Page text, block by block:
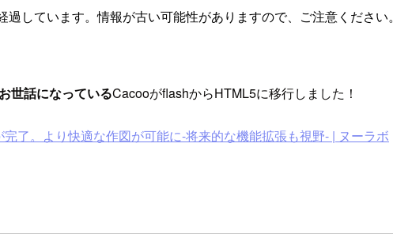
しています。情報が古い可能性がありますので、ご注意ください。
世話になっているCacooがflashからHTML5に移行しました！
了。より快適な作図が可能に-将来的な機能拡張も視野- | ヌーラボ